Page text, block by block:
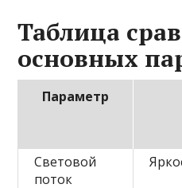
Таблица
основных
Параметр
Световой
поток